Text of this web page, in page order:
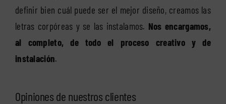
definir bien cuál puede ser el mejor diseño, creamos las
letras corpóreas y se las instalamos. Nos encargamos,
al completo, de todo el proceso creativo y de
instalación.
Opiniones de nuestros clientes